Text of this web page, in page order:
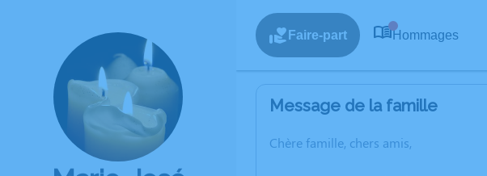
Faire-part Hommages
Message de la famille
Chère famille, chers amis,